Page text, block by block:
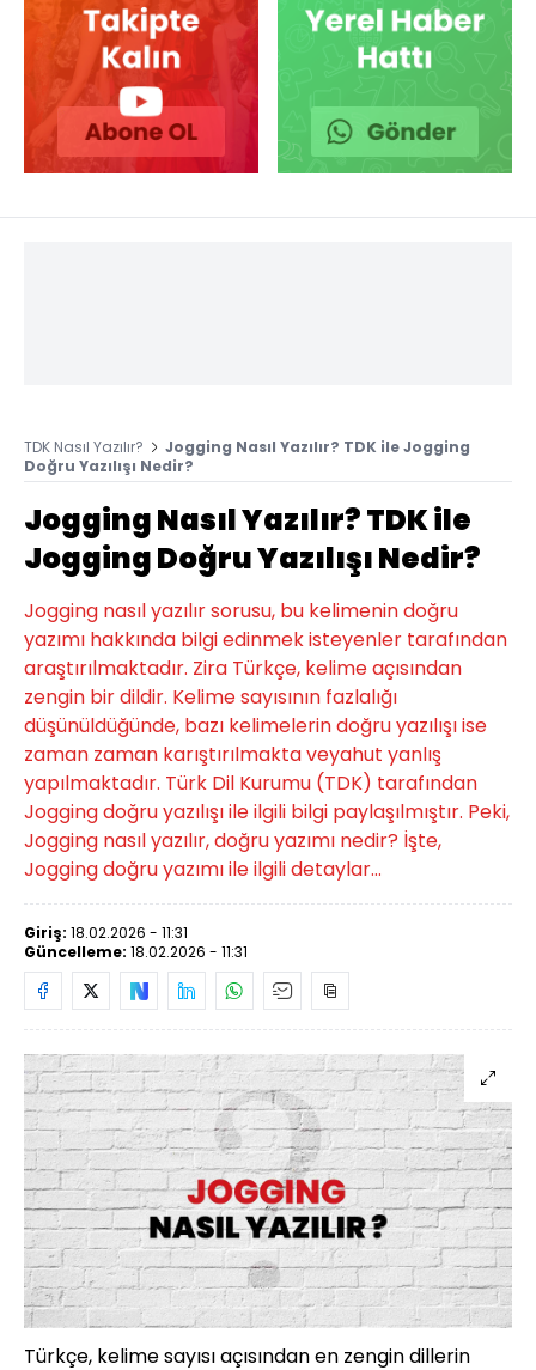
TDK Nasıl Yazılır?
Jogging Nasıl Yazılır? TDK ile Jogging
Doğru Yazılışı Nedir?
Jogging Nasıl Yazılır? TDK ile
Jogging Doğru Yazılışı Nedir?
Jogging nasıl yazılır sorusu, bu kelimenin doğru
yazımı hakkında bilgi edinmek isteyenler tarafından
araştırılmaktadır. Zira Türkçe, kelime açısından
zengin bir dildir. Kelime sayısının fazlalığı
düşünüldüğünde, bazı kelimelerin doğru yazılışı ise
zaman zaman karıştırılmakta veyahut yanlış
yapılmaktadır. Türk Dil Kurumu (TDK) tarafından
Jogging doğru yazılışı ile ilgili bilgi paylaşılmıştır. Peki,
Jogging nasıl yazılır, doğru yazımı nedir? İşte,
Jogging doğru yazımı ile ilgili detaylar...
Giriş: 18.02.2026 - 11:31
Güncelleme: 18.02.2026 - 11:31
Türkçe, kelime sayısı açısından en zengin dillerin